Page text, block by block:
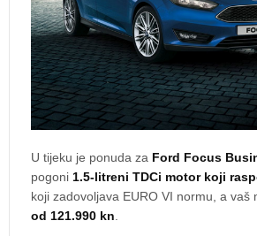
U tijeku je ponuda za Ford Focus
pogoni 1.5-litreni TDCi motor koji
koji zadovoljava EURO VI normu, a vaš
od 121.990 kn